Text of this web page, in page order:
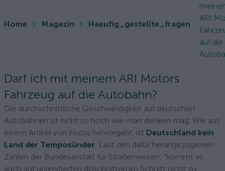
Home Magazin Haeufig_gestellte_fragen
ARI
auf die
Darf ich mit meinem ARI Motors
Fahrzeug auf die Autobahn?
Die durchschnittliche Geschwindigkeit auf deutschen
Autobahnen ist nicht so hoch wie man denken mag. Wie aus
einem Artikel von Focus hervorgeht, ist Deutschland kein
Land der Temposünder. Laut den dafür herangezogenen
Zahlen der Bundesanstalt für Straßenwesen: “kommt es
auch auf unlimitierten Abschnitten im Schnitt nicht zu